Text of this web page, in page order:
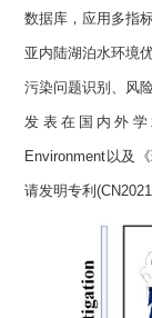
数据库，应用多指
亚内陆湖泊水环境
污染问题识别、风
发表在国内外学
Environment以及
请发明专利